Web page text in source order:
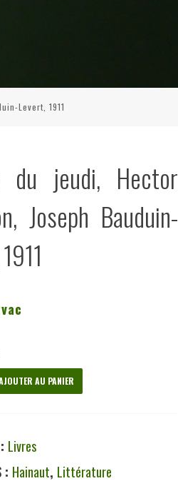
Levert, 1911
du jeudi, Hector
Joseph Bauduin-
AU PANIER
Livres
: Hainaut, Littérature